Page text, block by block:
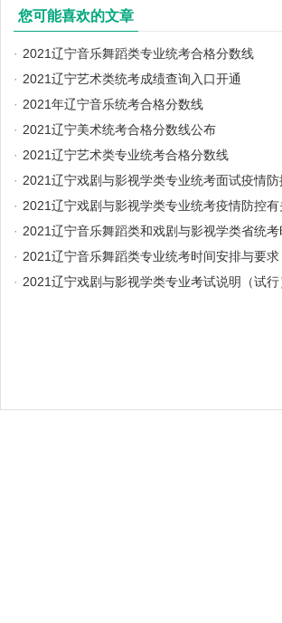
您可能喜欢的文章
· 2021辽宁音乐舞蹈类专业统考合格分数线
· 2021辽宁艺术类统考成绩查询入口开通
· 2021年辽宁音乐统考合格分数线
· 2021辽宁美术统考合格分数线公布
· 2021辽宁艺术类专业统考合格分数线
· 2021辽宁戏剧与影视学类专业统考面试疫情
· 2021辽宁戏剧与影视学类专业统考疫情防控
· 2021辽宁音乐舞蹈类和戏剧与影视学类省统
· 2021辽宁音乐舞蹈类专业统考时间安排与要求
· 2021辽宁戏剧与影视学类专业考试说明（试行